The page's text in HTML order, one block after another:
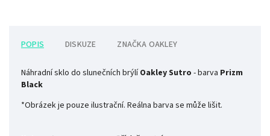
POPIS DISKUZE ZNAČKA OAKLEY
Náhradní sklo do slunečních brýlíOakley Sutro - barva Prizm
Black
*Obrázek je pouze ilustrační. Reálna barva se může lišit.